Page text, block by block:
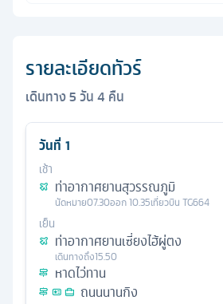
รายละเอียดทัวร์
เดินทาง5วัน4 คืน
วันที่ 1
เช้า
ท่าอากาศยานสุวรรณภูมิ
นัดหมาย07.30ออก10.35เที่ยวบิน TG664
เย็น
ท่าอากาศยานเซี่ยงไฮ้ผู่ตง
เดินทางถึง15.50
หาดไว่ทาน
ถนนนานกิง